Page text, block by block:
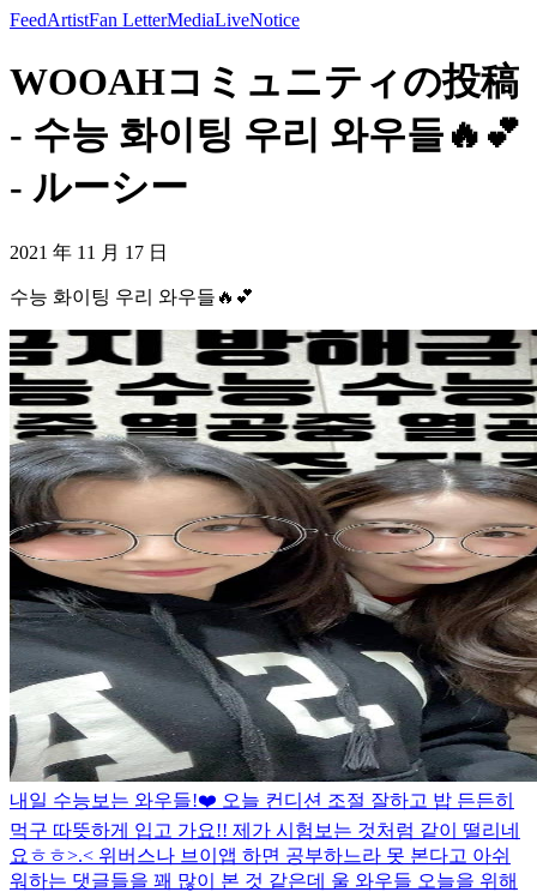
FeedArtistFan LetterMediaLiveNotice
WOOAHコミュニティの投稿
- 수능 화이팅 우리 와우들🔥💕
- ルーシー
2021 年 11 月 17 日
수능 화이팅 우리 와우들🔥💕
내일 수능보는 와우들!❤️ 오늘 컨디션 조절 잘하고 밥 든든히
먹구 따뜻하게 입고 가요!! 제가 시험보는 것처럼 같이 떨리네
요ㅎㅎ>.< 위버스나 브이앱 하면 공부하느라 못 본다고 아쉬
워하는 댓글들을 꽤 많이 본 것 같은데 울 와우들 오늘을 위해